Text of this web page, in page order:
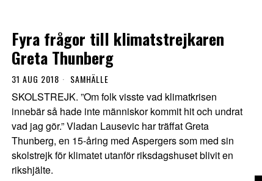
Fyra frågor till klimatstrejkaren
Greta Thunberg
31 AUG 2018 SAMHÄLLE
SKOLSTREJK. ”Om folk visste vad klimatkrisen
innebär så hade inte människor kommit hit och undrat
vad jag gör.” Vladan Lausevic har träffat Greta
Thunberg, en 15-åring med Aspergers som med sin
skolstrejk för klimatet utanför riksdagshuset blivit en
rikshjälte.